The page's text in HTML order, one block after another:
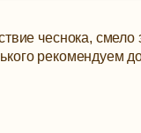
чеснока,
рекомендуем